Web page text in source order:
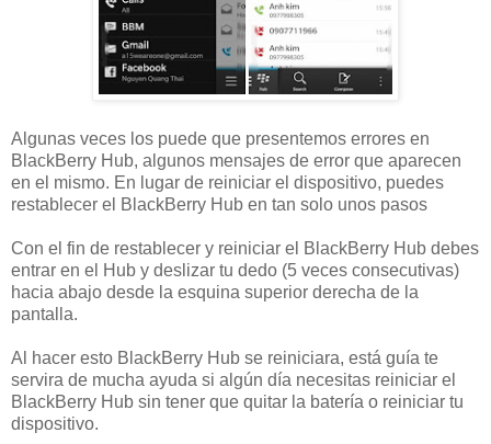
Algunas veces los puede que presentemos errores en
BlackBerry Hub, algunos mensajes de error que aparecen
en el mismo. En lugar de reiniciar el dispositivo, puedes
restablecer el BlackBerry Hub en tan solo unos pasos
Con el fin de restablecer y reiniciar el BlackBerry Hub debes
entrar en el Hub y deslizar tu dedo (5 veces consecutivas)
hacia abajo desde la esquina superior derecha de la
pantalla.
Al hacer esto BlackBerry Hub se reiniciara, está guía te
servira de mucha ayuda si algún día necesitas reiniciar el
BlackBerry Hub sin tener que quitar la batería o reiniciar tu
dispositivo.